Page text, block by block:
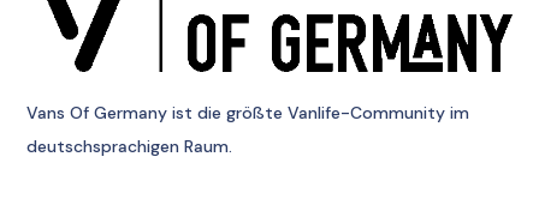
Vans Of Germany ist die größte Vanlife-Community im
deutschsprachigen Raum.